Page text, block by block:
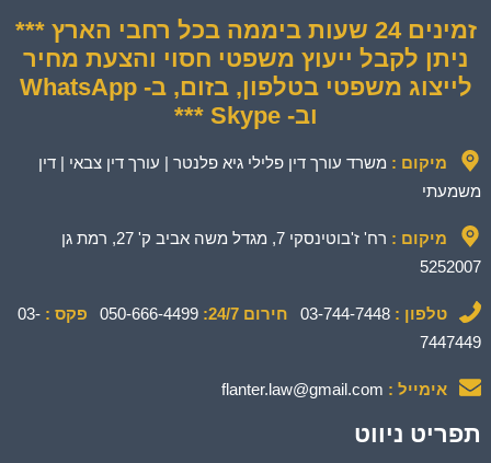
זמינים 24 שעות ביממה בכל רחבי הארץ ***
ניתן לקבל ייעוץ משפטי חסוי והצעת מחיר
לייצוג משפטי בטלפון, בזום, ב- WhatsApp
וב- Skype ***
מיקום : משרד עורך דין פלילי גיא פלנטר | עורך דין צבאי | דין
משמעתי
מיקום :
רח' ז'בוטינסקי 7, מגדל משה אביב ק' 27, רמת גן
5252007
טלפון : 03-744-7448 חירום 24/7: 050-666-4499 פקס : 03-
7447449
אימייל : flanter.law@gmail.com
תפריט ניווט